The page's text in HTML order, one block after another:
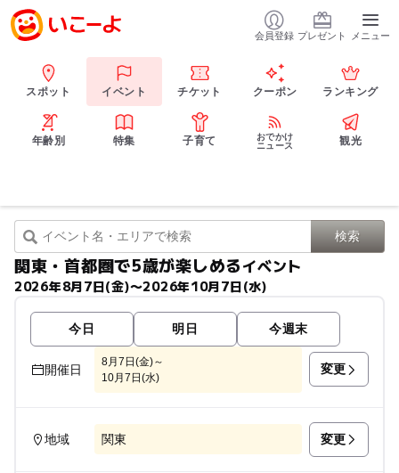
会員登録 プレゼント メニュー
スポット イベント チケット クーポン ランキング
年齢別 特集 子育て
おでかけ
ニュース
観光
関東・首都圏で5歳が楽しめるイベント
2026年8月7日(金)〜2026年10月7日(水)
今日 明日 今週末
開催日
8月7日(金)～
10月7日(水)
変更
地域 関東 変更